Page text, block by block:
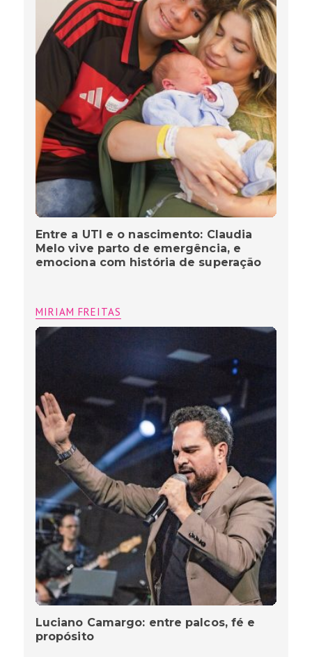
Entre a UTI e o nascimento: Claudia
Melo vive parto de emergência, e
emociona com história de superação
MIRIAM FREITAS
Luciano Camargo: entre palcos, fé e
propósito
MIRIAM FREITAS